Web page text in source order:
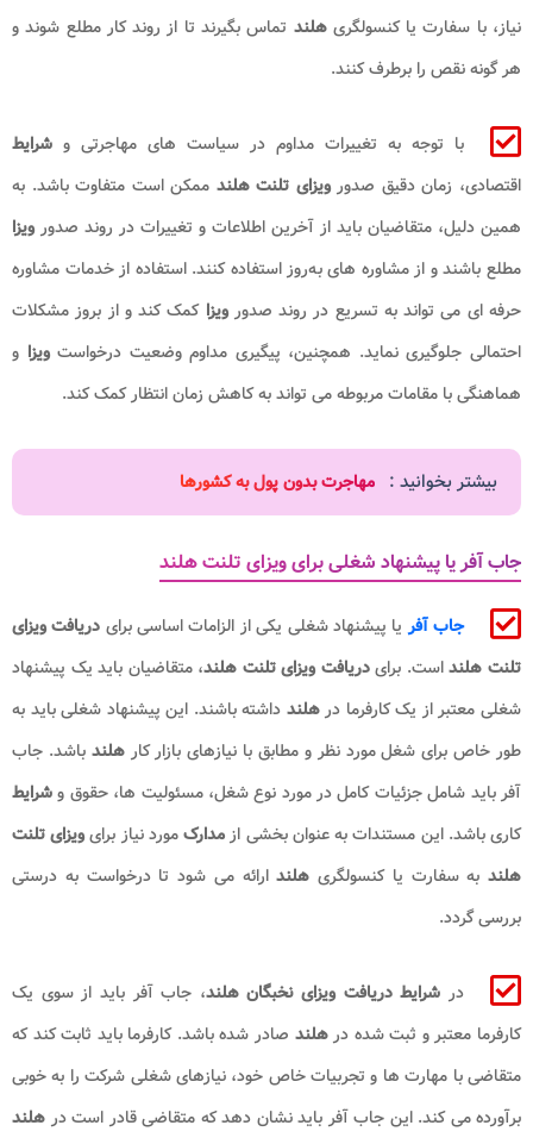
نیاز، با سفارت یا کنسولگریهلند تماس بگیرند تا از روند کار مطلع شوند و
هر گونه نقص را برطرف کنند.
با توجه به تغییرات مداوم در سیاست‌ های مهاجرتی و شرایط
اقتصادی، زمان دقیق صدورویزای تلنت هلند ممکن است متفاوت باشد. به
همین دلیل، متقاضیان باید از آخرین اطلاعات و تغییرات در روند صدور ویزا
مطلع باشند و از مشاوره ‌های به‌روز استفاده کنند. استفاده از خدمات مشاوره
حرفه ‌ای می ‌تواند به تسریع در روند صدورویزاکمک کند و از بروز مشکلات
احتمالی جلوگیری نماید. همچنین، پیگیری مداوم وضعیت درخواستویزا و
هماهنگی با مقامات مربوطه می‌ تواند به کاهش زمان انتظار کمک کند.
بیشتر بخوانید : مهاجرت بدون پول به کشورها
جاب آفر یا پیشنهاد شغلی برای ویزای تلنت هلند
جاب آفریا پیشنهاد شغلی یکی از الزامات اساسی برای دریافت ویزای
تلنت هلنداست. برایدریافت ویزای تلنت هلند، متقاضیان باید یک پیشنهاد
شغلی معتبر از یک کارفرما درهلند داشته باشند. این پیشنهاد شغلی باید به
طور خاص برای شغل مورد نظر و مطابق با نیازهای بازار کارهلندباشد. جاب
آفر باید شامل جزئیات کامل در مورد نوع شغل، مسئولیت ‌ها، حقوق وشرایط
کاری باشد. این مستندات به عنوان بخشی ازمدارکمورد نیاز برایویزای تلنت
هلند به سفارت یا کنسولگری هلندارائه می ‌شود تا درخواست به درستی
بررسی گردد.
در شرایط دریافت ویزای نخبگان هلند، جاب آفر باید از سوی یک
کارفرما معتبر و ثبت‌ شده درهلند صادر شده باشد. کارفرما باید ثابت کند که
متقاضی با مهارت‌ ها و تجربیات خاص خود، نیازهای شغلی شرکت را به خوبی
برآورده می کند. این جاب آفر باید نشان دهد که متقاضی قادر است در هلند